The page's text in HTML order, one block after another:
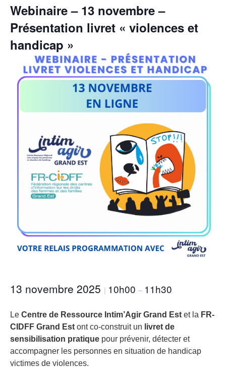
Webinaire – 13 novembre –
Présentation livret « violences et
handicap »
13 novembre 2025 | 10h00 – 11h30
Le Centre de Ressource Intim’Agir Grand Est et la FR-
CIDFF Grand Est ont co-construit un livret de
sensibilisation pratique pour prévenir, détecter et
accompagner les personnes en situation de handicap
victimes de violences.